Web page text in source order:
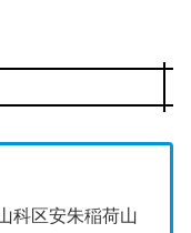
区安朱稲荷山